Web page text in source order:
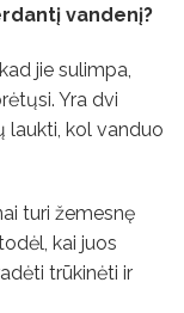
vandenį?
jie sulimpa,
Yra dvi
laukti, kol vanduo
turi žemesnę
kai juos
trūkinėti ir